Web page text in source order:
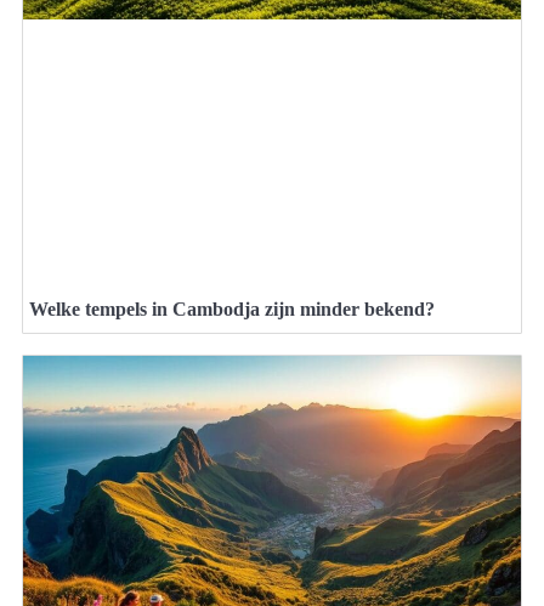
Welke tempels in Cambodja zijn minder bekend?